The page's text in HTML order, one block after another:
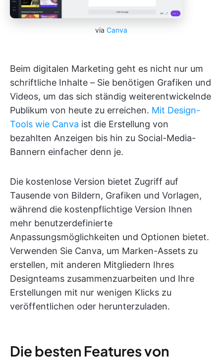
via Canva
Beim digitalen Marketing geht es nicht nur um
schriftliche Inhalte – Sie benötigen Grafiken und
Videos, um das sich ständig weiterentwickelnde
Publikum von heute zu erreichen. Mit Design-
Tools wie Canva ist die Erstellung von
bezahlten Anzeigen bis hin zu Social-Media-
Bannern einfacher denn je.
Die kostenlose Version bietet Zugriff auf
Tausende von Bildern, Grafiken und Vorlagen,
während die kostenpflichtige Version Ihnen
mehr benutzerdefinierte
Anpassungsmöglichkeiten und Optionen bietet.
Verwenden Sie Canva, um Marken-Assets zu
erstellen, mit anderen Mitgliedern Ihres
Designteams zusammenzuarbeiten und Ihre
Erstellungen mit nur wenigen Klicks zu
veröffentlichen oder herunterzuladen.
Die besten Features von